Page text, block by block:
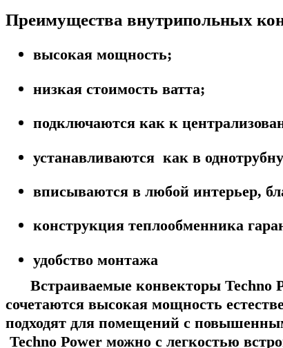
Преимущества внутрипольных
высокая мощность;
низкая стоимость ватта;
подключаются как к
устанавливаются как в
вписываются в любой интерьер,
конструкция теплообменника
удобство монтажа
Встраиваемые конвекторы Techno
сочетаются высокая мощность
подходят для помещений с
Techno Power можно с легкостью